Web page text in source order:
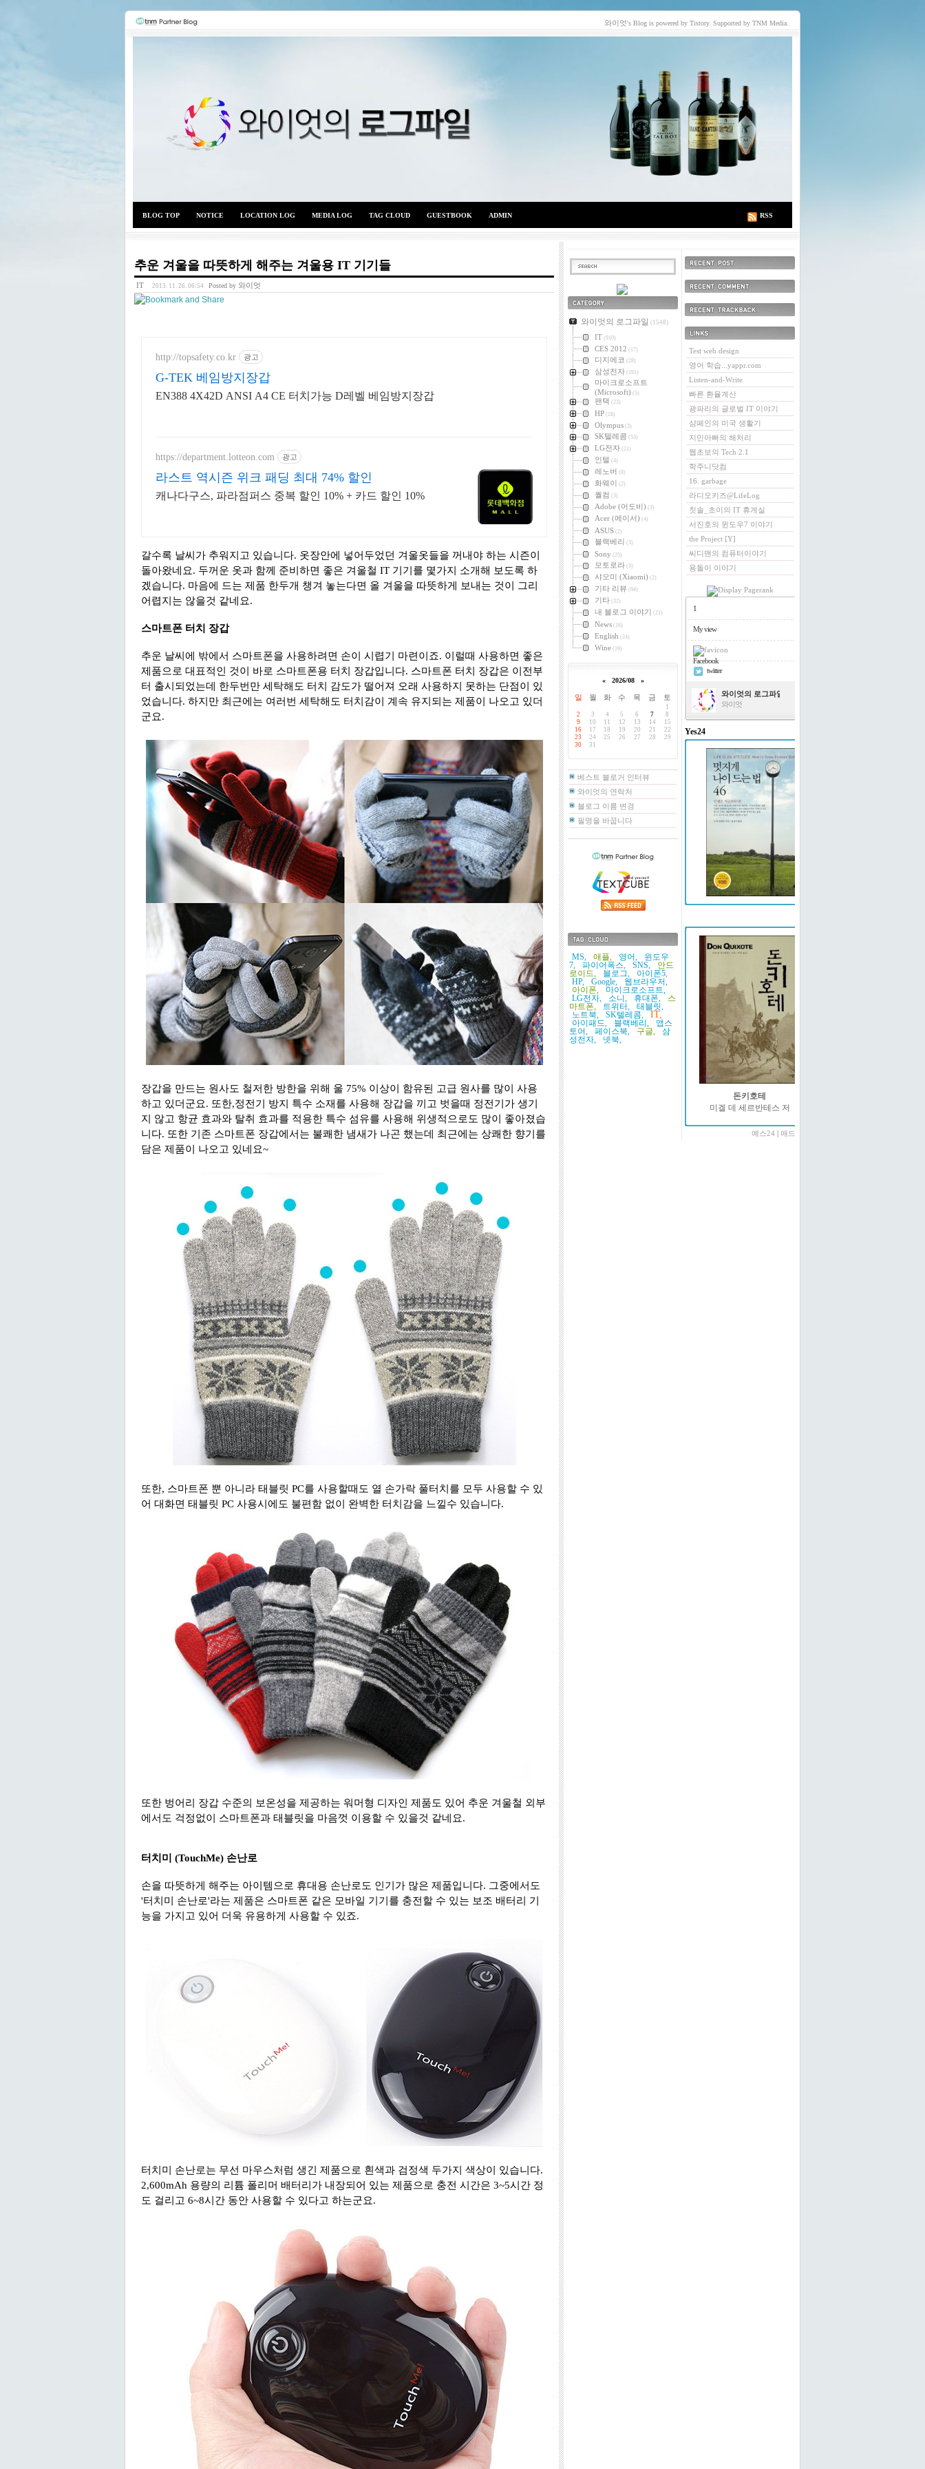
와이엇's Blog is powered by Tistory. Supported by TNM Media.
BLOG TOP NOTICE LOCATION LOG MEDIA LOG TAG CLOUD GUESTBOOK ADMIN RSS
추운 겨울을 따뜻하게 해주는 겨울용 IT 기기들
IT 2013. 11. 26. 06:54 Posted by 와이엇
http://topsafety.co.kr 광고
G-TEK 베임방지장갑
EN388 4X42D ANSI A4 CE 터치가능 D레벨 베임방지장갑
https://department.lotteon.com 광고
라스트 역시즌 위크 패딩 최대 74% 할인
캐나다구스, 파라점퍼스 중복 할인 10% + 카드 할인 10%
갈수록 날씨가 추워지고 있습니다. 옷장안에 넣어두었던 겨울옷들을 꺼내야 하는 시즌이
돌아왔네요. 두꺼운 옷과 함께 준비하면 좋은 겨울철 IT 기기를 몇가지 소개해 보도록 하
겠습니다. 마음에 드는 제품 한두개 챙겨 놓는다면 올 겨울을 따뜻하게 보내는 것이 그리
어렵지는 않을것 같네요.
스마트폰 터치 장갑
추운 날씨에 밖에서 스마트폰을 사용하려면 손이 시렵기 마련이죠. 이럴때 사용하면 좋은
제품으로 대표적인 것이 바로 스마트폰용 터치 장갑입니다. 스마트폰 터치 장갑은 이전부
터 출시되었는데 한두번만 세탁해도 터치 감도가 떨어져 오래 사용하지 못하는 단점이 있
었습니다. 하지만 최근에는 여러번 세탁해도 터치감이 계속 유지되는 제품이 나오고 있더
군요.
장갑을 만드는 원사도 철저한 방한을 위해 울 75% 이상이 함유된 고급 원사를 많이 사용
하고 있더군요. 또한,정전기 방지 특수 소재를 사용해 장갑을 끼고 벗을때 정전기가 생기
지 않고 항균 효과와 탈취 효과를 적용한 특수 섬유를 사용해 위생적으로도 많이 좋아졌습
니다. 또한 기존 스마트폰 장갑에서는 불쾌한 냄새가 나곤 했는데 최근에는 상쾌한 향기를
담은 제품이 나오고 있네요~
또한, 스마트폰 뿐 아니라 태블릿 PC를 사용할때도 열 손가락 풀터치를 모두 사용할 수 있
어 대화면 태블릿 PC 사용시에도 불편함 없이 완벽한 터치감을 느낄수 있습니다.
또한 벙어리 장갑 수준의 보온성을 제공하는 워머형 디자인 제품도 있어 추운 겨울철 외부
에서도 걱정없이 스마트폰과 태블릿을 마음껏 이용할 수 있을것 같네요.
터치미 (TouchMe) 손난로
손을 따뜻하게 해주는 아이템으로 휴대용 손난로도 인기가 많은 제품입니다. 그중에서도
'터치미 손난로'라는 제품은 스마트폰 같은 모바일 기기를 충전할 수 있는 보조 배터리 기
능을 가지고 있어 더욱 유용하게 사용할 수 있죠.
터치미 손난로는 무선 마우스처럼 생긴 제품으로 흰색과 검정색 두가지 색상이 있습니다.
2,600mAh 용량의 리튬 폴리머 배터리가 내장되어 있는 제품으로 충전 시간은 3~5시간 정
도 걸리고 6~8시간 동안 사용할 수 있다고 하는군요.
카테고리
와이엇의 로그파일 (1548)
IT (910)
CES 2012 (17)
디지에코 (28)
삼성전자 (191)
마이크로소프트
(Microsoft) (5)
팬택 (23)
HP (28)
Olympus (3)
SK텔레콤 (53)
LG전자 (21)
인텔 (4)
레노버 (8)
화웨이 (2)
퀄컴 (3)
Adobe (어도비) (3)
Acer (에이서) (4)
ASUS (2)
블랙베리 (3)
Sony (25)
모토로라 (3)
샤오미 (Xiaomi) (2)
기타 리뷰 (94)
기타 (32)
내 블로그 이야기 (21)
News (16)
English (24)
Wine (19)
« 2026/08 »
일 월 화 수 목 금 토
1
2
3 4 5 6 7
8
9
10 11 12 13 14
15
16
17 18 19 20 21
22
23
24 25 26 27 28
29
30
31
베스트 블로거 인터뷰
와이엇의 연락처
블로그 이름 변경
필명을 바꿉니다
태그목록
MS, 애플, 영어,
윈도우
7,
파이어폭스, SNS,
안드
로이드,
블로그,
아이폰5,
HP,
Google,
웹브라우저,
아이폰,
마이크로소프트,
LG전자,
소니, 휴대폰,
스
마트폰,
트위터,
태블릿,
노트북,
SK텔레콤, IT,
아이패드, 블랙베리,
앱스
토어,
페이스북, 구글,
삼
성전자,
넷북,
링크
Test web design
영어 학습...yappr.com
Listen-and-Write
빠른 환율계산
광파리의 글로벌 IT 이야기
샴페인의 미국 생활기
지민아빠의 해처리
웹초보의 Tech 2.1
학주니닷컴
16. garbage
라디오키즈@LifeLog
칫솔_초이의 IT 휴게실
서진호의 윈도우7 이야기
the Project [Y]
씨디맨의 컴퓨터이야기
용돌이 이야기
1
My view
Facebook
twitter
와이엇의 로그파일
와이엇
Yes24
돈키호테
미겔 데 세르반테스 저
예스24 | 애드온2